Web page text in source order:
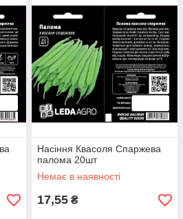
Насіння Квасоля Спаржева
палома 20шт
Немає в наявності
17,55 ₴